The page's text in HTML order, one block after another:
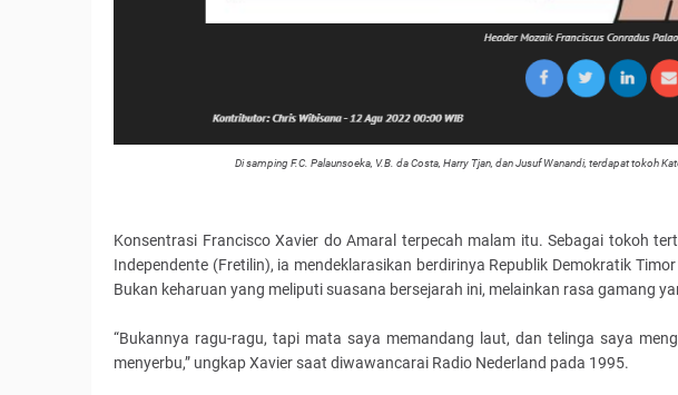
Di samping F.C. Palaunsoeka, V.B. da Costa, Harry Tjan, dan Jusuf Wanandi, terdapat tokoh
Konsentrasi Francisco Xavier do Amaral terpecah malam itu. Sebagai tokoh
Independente (Fretilin), ia mendeklarasikan berdirinya Republik Demokratik
Bukan keharuan yang meliputi suasana bersejarah ini, melainkan rasa gamang
“Bukannya ragu-ragu, tapi mata saya memandang laut, dan telinga saya
menyerbu,” ungkap Xavier saat diwawancarai Radio Nederland pada 1995.